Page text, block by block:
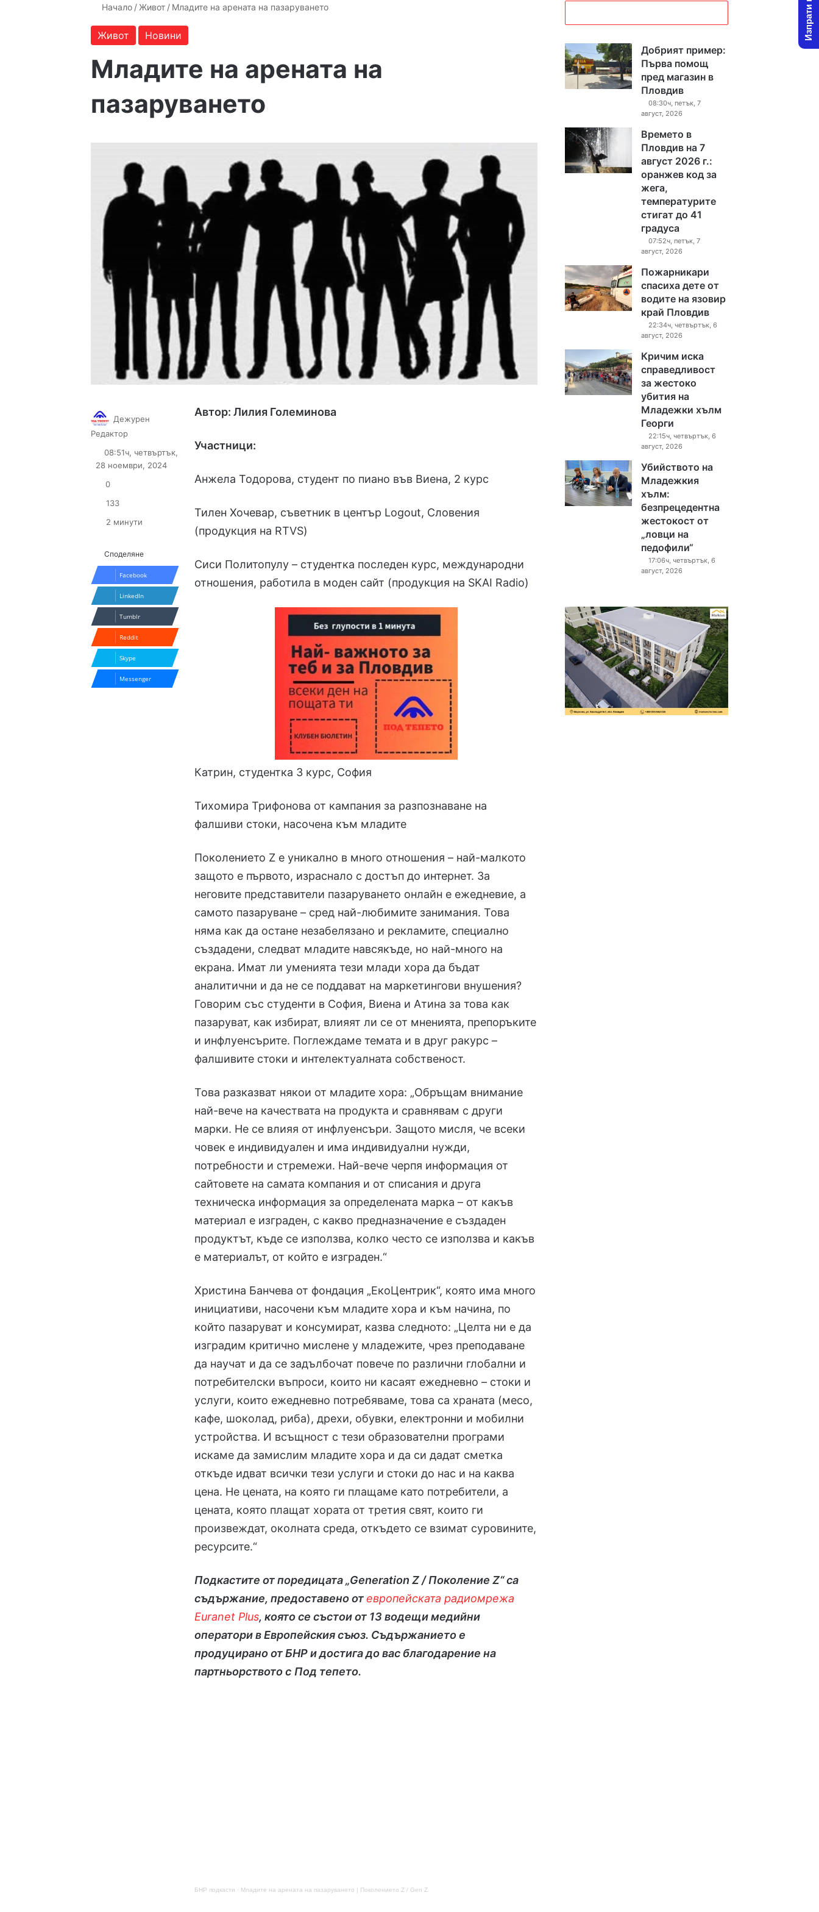
Начало / Живот / Младите на арената на пазаруването
Живот Новини
Младите на арената на
пазаруването
Автор: Лилия Големинова
Участници:
Анжела Тодорова, студент по пиано във Виена, 2 курс
Тилен Хочевар, съветник в център Logout, Словения
(продукция на RTVS)
Сиси Политопулу – студентка последен курс, международни
отношения, работила в моден сайт (продукция на SKAI Radio)
Катрин, студентка 3 курс, София
Тихомира Трифонова от кампания за разпознаване на
фалшиви стоки, насочена към младите
Поколението Z е уникално в много отношения – най-малкото
защото е първото, израснало с достъп до интернет. За
неговите представители пазаруването онлайн е ежедневие, а
самото пазаруване – сред най-любимите занимания. Това
няма как да остане незабелязано и рекламите, специално
създадени, следват младите навсякъде, но най-много на
екрана. Имат ли уменията тези млади хора да бъдат
аналитични и да не се поддават на маркетингови внушения?
Говорим със студенти в София, Виена и Атина за това как
пазаруват, как избират, влияят ли се от мненията, препоръките
и инфлуенсърите. Поглеждаме темата и в друг ракурс –
фалшивите стоки и интелектуалната собственост.
Това разказват някои от младите хора: „Обръщам внимание
най-вече на качествата на продукта и сравнявам с други
марки. Не се влияя от инфлуенсъри. Защото мисля, че всеки
човек е индивидуален и има индивидуални нужди,
потребности и стремежи. Най-вече черпя информация от
сайтовете на самата компания и от списания и друга
техническа информация за определената марка – от какъв
материал е изграден, с какво предназначение е създаден
продуктът, къде се използва, колко често се използва и какъв
е материалът, от който е изграден.“
Христина Банчева от фондация „ЕкоЦентрик“, която има много
инициативи, насочени към младите хора и към начина, по
който пазаруват и консумират, казва следното: „Целта ни е да
изградим критично мислене у младежите, чрез преподаване
да научат и да се задълбочат повече по различни глобални и
потребителски въпроси, които ни касаят ежедневно – стоки и
услуги, които ежедневно потребяваме, това са храната (месо,
кафе, шоколад, риба), дрехи, обувки, електронни и мобилни
устройства. И всъщност с тези образователни програми
искаме да замислим младите хора и да си дадат сметка
откъде идват всички тези услуги и стоки до нас и на каква
цена. Не цената, на която ги плащаме като потребители, а
цената, която плащат хората от третия свят, които ги
произвеждат, околната среда, откъдето се взимат суровините,
ресурсите.“
Подкастите от поредицата „Generation Z / Поколение Z“ са
съдържание, предоставено от европейската радиомрежа
Euranet Plus, която се състои от 13 водещи медийни
оператори в Европейския съюз. Съдържанието е
продуцирано от БНР и достига до вас благодарение на
партньорството с Под тепето.
БНР подкасти · Младите на арената на пазаруването | Поколението Z / Gen Z
Дежурен
Редактор
X email
08:51ч, четвъртък,
28 ноември, 2024
0
133
2 минути
Споделяне
Facebook
LinkedIn
Tumblr
Reddit
Skype
Messenger
Добрият пример:
Първа помощ
пред магазин в
Пловдив
08:30ч, петък, 7
август, 2026
Времето в
Пловдив на 7
август 2026 г.:
оранжев код за
жега,
температурите
стигат до 41
градуса
07:52ч, петък, 7
август, 2026
Пожарникари
спасиха дете от
водите на язовир
край Пловдив
22:34ч, четвъртък, 6
август, 2026
Кричим иска
справедливост
за жестоко
убития на
Младежки хълм
Георги
22:15ч, четвъртък, 6
август, 2026
Убийството на
Младежкия
хълм:
безпрецедентна
жестокост от
„ловци на
педофили“
17:06ч, четвъртък, 6
август, 2026